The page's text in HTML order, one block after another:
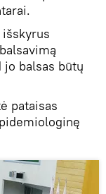
jo balsas būtų
pataisas